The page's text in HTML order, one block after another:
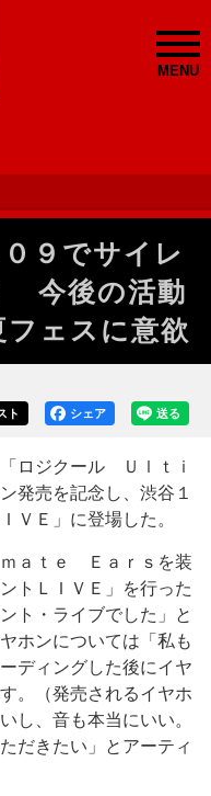
MENU
９でサイレ
今後の活動
ェスに意欲
送る
シェア
ト
ロジクール Ｕｌｔｉ
発売を記念し、渋谷１
ＶＥ」に登場した。
ａｔｅ Ｅａｒｓを装
トＬＩＶＥ」を行った
ト・ライブでした」と
ホンについては「私も
ディングした後にイヤ
。（発売されるイヤホ
し、音も本当にいい。
だきたい」とアーティ